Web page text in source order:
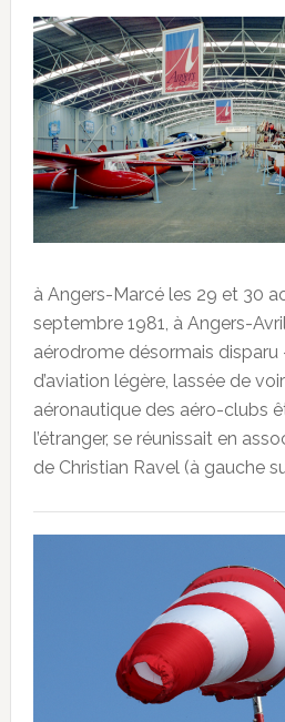
à Angers-Marcé les 29 et 30
septembre 1981, à Angers-
aérodrome désormais disparu
d’aviation légère, lassée de
aéronautique des aéro-clubs
l’étranger, se réunissait en
de Christian Ravel (à gauche